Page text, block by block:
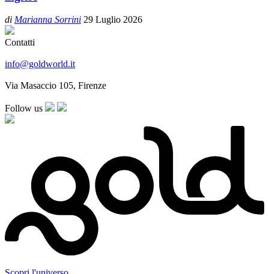
di Marianna Sorrini 29 Luglio 2026
Contatti
info@goldworld.it
Via Masaccio 105, Firenze
Follow us